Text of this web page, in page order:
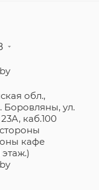
обл.,
Боровляны, ул.
каб.100
кафе
этаж.)